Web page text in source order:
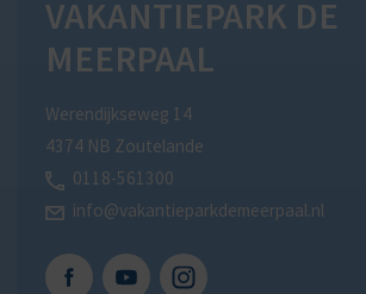
VAKANTIEPARK DE
MEERPAAL
Werendijkseweg 14
4374 NB Zoutelande
0118-561300
info@vakantieparkdemeerpaal.nl